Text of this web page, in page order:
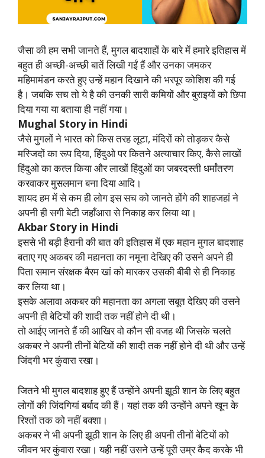
जैसा की हम सभी जानते हैं, मुगल बादशाहों के बारे में हमारे इतिहास में
बहुत ही अच्छी-अच्छी बातें लिखी गईं हैं और उनका जमकर
महिमामंडन करते हुए उन्हें महान दिखाने की भरपूर कोशिश की गई
है। जबकि सच तो ये है की उनकी सारी कमियों और बुराइयों को छिपा
दिया गया या बताया ही नहीं गया।
Mughal Story in Hindi
जैसे मुगलों ने भारत को किस तरह लूटा, मंदिरों को तोड़कर कैसे
मस्जिदों का रूप दिया, हिंदुओ पर कितने अत्याचार किए, कैसे लाखों
हिंदुओ का कत्ल किया और लाखों हिंदुओं का जबरदस्ती धर्मांतरण
करवाकर मुसलमान बना दिया आदि।
शायद हम में से कम ही लोग इस सच को जानते होंगे की शाहजहां ने
अपनी ही सगी बेटी जहाँआरा से निकाह कर लिया था।
Akbar Story in Hindi
इससे भी बड़ी हैरानी की बात की इतिहास में एक महान मुगल बादशाह
बताए गए अकबर की महानता का नमूना देखिए की उसने अपने ही
पिता समान संरक्षक बैरम खां को मारकर उसकी बीबी से ही निकाह
कर लिया था।
इसके अलावा अकबर की महानता का अगला सबूत देखिए की उसने
अपनी ही बेटियों की शादी तक नहीं होने दी थी।
तो आईए जानते हैं की आखिर वो कौन सी वजह थी जिसके चलते
अकबर ने अपनी तीनों बेटियों की शादी तक नहीं होने दी थी और उन्हें
जिंदगी भर कुंवारा रखा।
जितने भी मुगल बादशाह हुए हैं उन्होंने अपनी झूठी शान के लिए बहुत
लोगों की जिंदगियां बर्बाद की हैं। यहां तक की उन्होंने अपने खून के
रिश्तों तक को नहीं बक्शा।
अकबर ने भी अपनी झूठी शान के लिए ही अपनी तीनों बेटियों को
जीवन भर कुंवारा रखा। यही नहीं उसने उन्हें पूरी उम्र कैद करके भी